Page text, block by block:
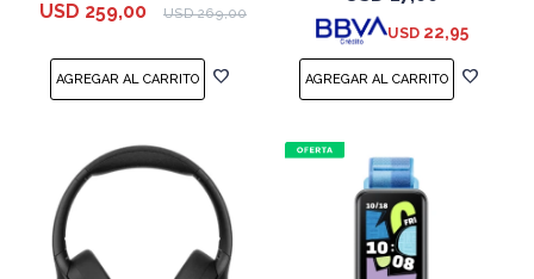
USD 259,00 USD 269,00
USD 22,95